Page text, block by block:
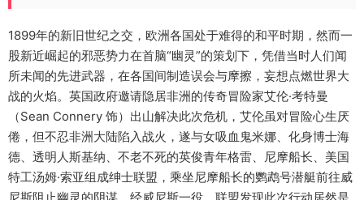
1899年的新旧世纪之交，欧洲各国处于难得的和平时期，然而一
股新近崛起的邪恶势力在首脑“幽灵”的策划下，凭借当时人们闻
所未闻的先进武器，在各国间制造误会与摩擦，妄想点燃世界大
战的火焰。英国政府邀请隐居非洲的传奇冒险家艾伦·考特曼
（Sean Connery 饰）出山解决此次危机，艾伦虽对冒险心生厌
倦，但不忍非洲大陆陷入战火，遂与女吸血鬼米娜、化身博士海
德、透明人斯基纳、不老不死的英俊青年格雷、尼摩船长、美国
特工汤姆·索亚组成绅士联盟，乘坐尼摩船长的鹦鹉号潜艇前往威